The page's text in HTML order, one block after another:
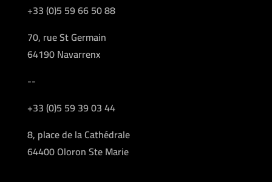
+33 (0)5 59 66 50 88
70, rue St Germain
64190 Navarrenx
--
+33 (0)5 59 39 03 44
8, place de la Cathédrale
64400 Oloron Ste Marie